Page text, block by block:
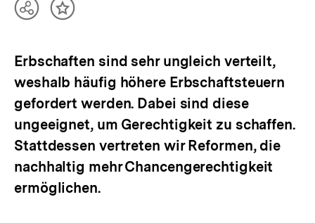
TeilenInhalt
Erbschaften sind sehr ungleich verteilt,
weshalb häufig höhere Erbschaftsteuern
gefordert werden. Dabei sind diese
ungeeignet, um Gerechtigkeit zu schaffen.
Stattdessen vertreten wir Reformen, die
nachhaltig mehr Chancengerechtigkeit
ermöglichen.